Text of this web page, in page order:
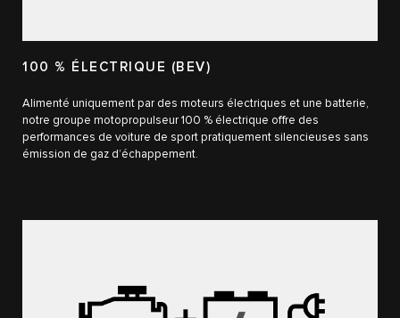
100 % ÉLECTRIQUE (BEV)
Alimenté uniquement par des moteurs électriques et une batterie,
notre groupe motopropulseur 100 % électrique offre des
performances de voiture de sport pratiquement silencieuses sans
émission de gaz d’échappement.